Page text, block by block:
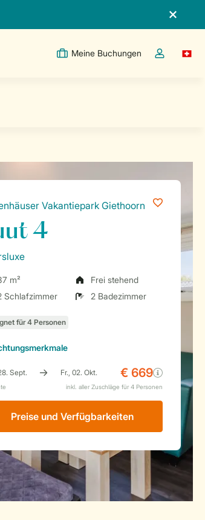
Meine Buchungen
Dropdown-
Vakantiepark Giethoorn
4
m²
Frei stehend
Schlafzimmer
2 Badezimmer
Preise und Verfügbarkeiten